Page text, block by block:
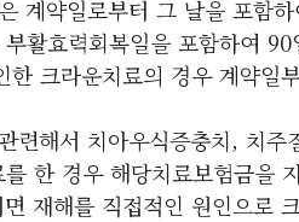
계약일로부터 그 날을 포함
활효력회복일을 포함하여
크라운치료의 경우 계약일
련해서 치아우식증충치, 치주
한 경우 해당치료보험금을
재해를 직접적인 원인으로